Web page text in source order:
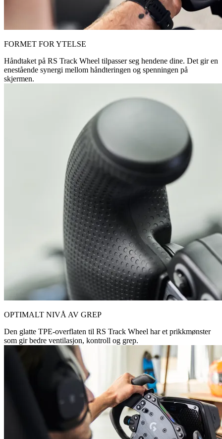
FORMET FOR YTELSE
Håndtaket på RS Track Wheel tilpasser seg hendene dine. Det gir en
enestående synergi mellom håndteringen og spenningen på
skjermen.
OPTIMALT NIVÅ AV GREP
Den glatte TPE-overflaten til RS Track Wheel har et prikkmønster
som gir bedre ventilasjon, kontroll og grep.